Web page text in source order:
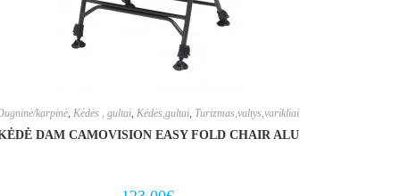
karpinė Kėdės , gultai Kėdės,gultai Turizmas,valtys,varikliai
DAM CAMOVISION EASY FOLD CHAIR ALU